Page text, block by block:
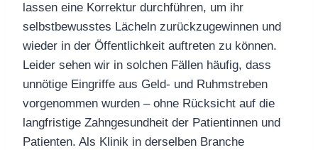
lassen eine Korrektur durchführen, um ihr
selbstbewusstes Lächeln zurückzugewinnen und
wieder in der Öffentlichkeit auftreten zu können.
Leider sehen wir in solchen Fällen häufig, dass
unnötige Eingriffe aus Geld- und Ruhmstreben
vorgenommen wurden – ohne Rücksicht auf die
langfristige Zahngesundheit der Patientinnen und
Patienten. Als Klinik in derselben Branche